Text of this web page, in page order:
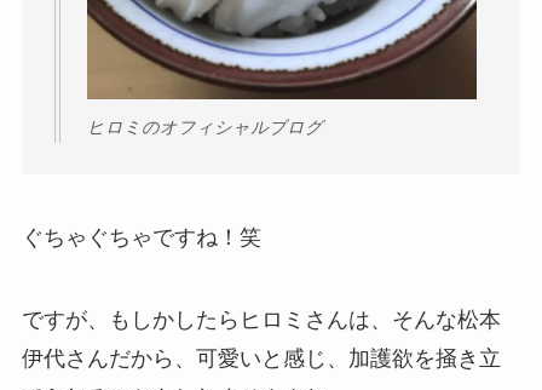
ヒロミのオフィシャルブログ
ぐちゃぐちゃですね！笑
ですが、もしかしたらヒロミさんは、そんな松本
伊代さんだから、可愛いと感じ、加護欲を掻き立